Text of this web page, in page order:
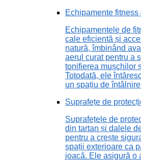
Echipamente fitness
Echipamentele de
cale eficientă și
natură, îmbinând
aerul curat pentru a
tonifierea mușchilor
Totodată, ele
un spațiu de
Suprafețe de
Suprafețele de
din tartan și dalele
pentru a crește
spații exterioare ca
joacă. Ele asigură o